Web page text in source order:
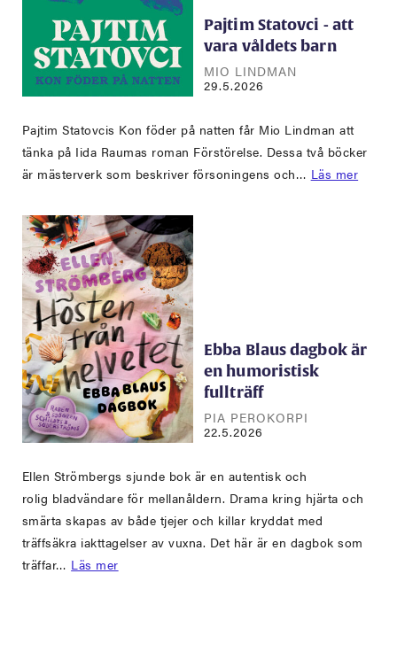
Pajtim Statovci - att
vara våldets barn
MIO LINDMAN
29.5.2026
Pajtim Statovcis Kon föder på natten får Mio Lindman att
tänka på Iida Raumas roman Förstörelse. Dessa två böcker
är mästerverk som beskriver försoningens och… Läs mer
Ebba Blaus dagbok är
en humoristisk
fullträff
PIA PEROKORPI
22.5.2026
Ellen Strömbergs sjunde bok är en autentisk och
rolig bladvändare för mellanåldern. Drama kring hjärta och
smärta skapas av både tjejer och killar kryddat med
träffsäkra iakttagelser av vuxna. Det här är en dagbok som
träffar… Läs mer